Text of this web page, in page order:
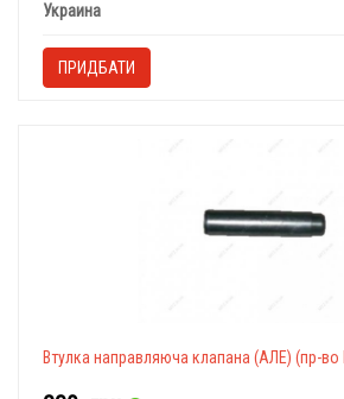
Украина
ПРИДБАТИ
Втулка направляюча клапана (АЛЕ) (пр-